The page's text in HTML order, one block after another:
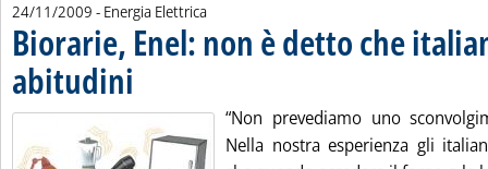
24/11/2009 - Energia Elettrica
Biorarie, Enel: non è detto che
abitudini
“Non prevediamo uno
Nella nostra esperienza gli